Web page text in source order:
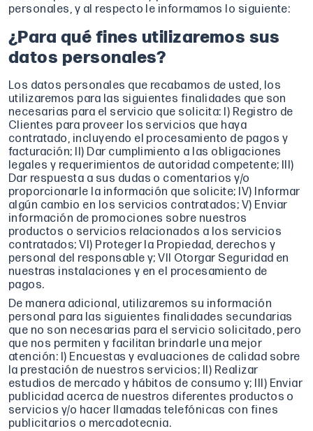
personales, y al respecto le informamos lo siguiente:
¿Para qué fines utilizaremos sus
datos personales?
Los datos personales que recabamos de usted, los
utilizaremos para las siguientes finalidades que son
necesarias para el servicio que solicita: I) Registro de
Clientes para proveer los servicios que haya
contratado, incluyendo el procesamiento de pagos y
facturación; II) Dar cumplimiento a las obligaciones
legales y requerimientos de autoridad competente; III)
Dar respuesta a sus dudas o comentarios y/o
proporcionarle la información que solicite; IV) Informar
algún cambio en los servicios contratados; V) Enviar
información de promociones sobre nuestros
productos o servicios relacionados a los servicios
contratados; VI) Proteger la Propiedad, derechos y
personal del responsable y; VII Otorgar Seguridad en
nuestras instalaciones y en el procesamiento de
pagos.
De manera adicional, utilizaremos su información
personal para las siguientes finalidades secundarias
que no son necesarias para el servicio solicitado, pero
que nos permiten y facilitan brindarle una mejor
atención: I) Encuestas y evaluaciones de calidad sobre
la prestación de nuestros servicios; II) Realizar
estudios de mercado y hábitos de consumo y; III) Enviar
publicidad acerca de nuestros diferentes productos o
servicios y/o hacer llamadas telefónicas con fines
publicitarios o mercadotecnia.